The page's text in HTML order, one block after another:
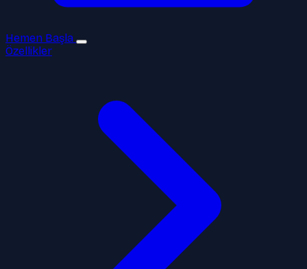
Hemen Başla
Özellikler